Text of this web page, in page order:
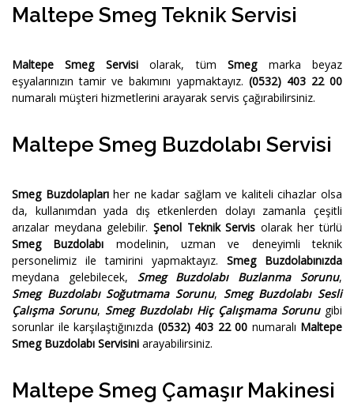
Maltepe Smeg Teknik Servisi
Maltepe Smeg Servisiolarak, tümSmegmarka beyaz
eşyalarınızın tamir ve bakımını yapmaktayız. (0532) 403 22 00
numaralı müşteri hizmetlerini arayarak servis çağırabilirsiniz.
Maltepe Smeg Buzdolabı Servisi
Smeg Buzdolaplarıher ne kadar sağlam ve kaliteli cihazlar olsa
da, kullanımdan yada dış etkenlerden dolayı zamanla çeşitli
arızalar meydana gelebilir. Şenol Teknik Servis olarak her türlü
Smeg Buzdolabı modelinin, uzman ve deneyimli teknik
personelimiz ile tamirini yapmaktayız. Smeg Buzdolabınızda
meydana gelebilecek, Smeg Buzdolabı Buzlanma Sorunu,
Smeg Buzdolabı Soğutmama Sorunu, Smeg Buzdolabı Sesli
Çalışma Sorunu, Smeg Buzdolabı Hiç Çalışmama Sorunugibi
sorunlar ile karşılaştığınızda (0532) 403 22 00 numaralı Maltepe
Smeg Buzdolabı Servisini arayabilirsiniz.
Maltepe Smeg Çamaşır Makinesi